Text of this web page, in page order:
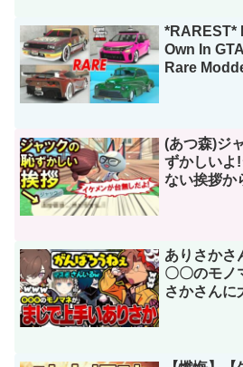
*RAREST*
Own In
Rare
(あつ森)ジ
ずかしいよ
ない挨拶か
ありさかさ
〇〇のモノ
さかさんに